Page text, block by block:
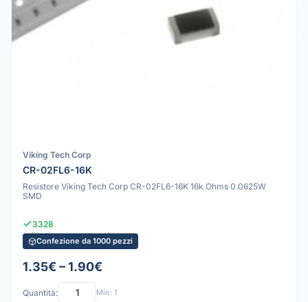
Viking Tech Corp
CR-02FL6-16K
Resistore Viking Tech Corp CR-02FL6-16K 16k Ohms 0.0625W
SMD
3328
Confezione da 1000 pezzi
1.35€ – 1.90€
Quantità: Min: 1